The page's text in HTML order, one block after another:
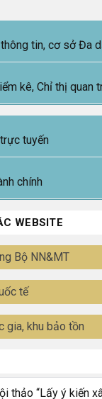
tin, cơ sở Đa
kê, Chỉ thị quan
tuyến
chính
WEBSITE
Bộ NN&MT
tế
gia, khu bảo tồn
thảo “Lấy ý kiến